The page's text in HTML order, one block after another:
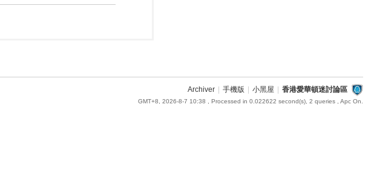
Archiver 手機版 小黑屋 香港愛華頓迷討論區
GMT+8, 2026-8-7 10:38 , Processed in 0.022622 second(s), 2 queries , Apc On.